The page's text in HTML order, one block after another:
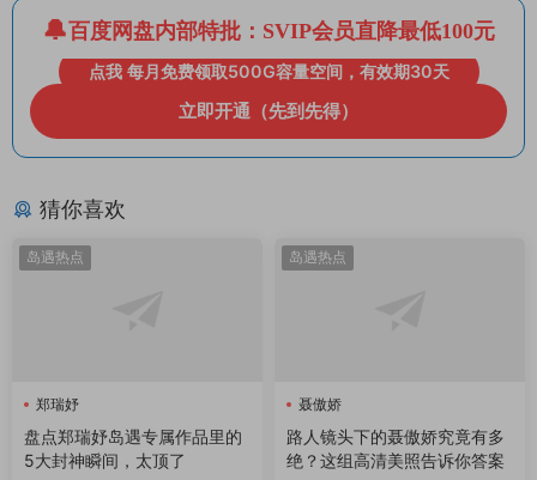
百度网盘内部特批：SVIP会员直降最低100元
点我 每月免费领取500G容量空间，有效期30天
立即开通（先到先得）
猜你喜欢
岛遇热点
郑瑞妤
盘点郑瑞妤岛遇专属作品里的
5大封神瞬间，太顶了
岛遇热点
聂傲娇
路人镜头下的聂傲娇究竟有多
绝？这组高清美照告诉你答案